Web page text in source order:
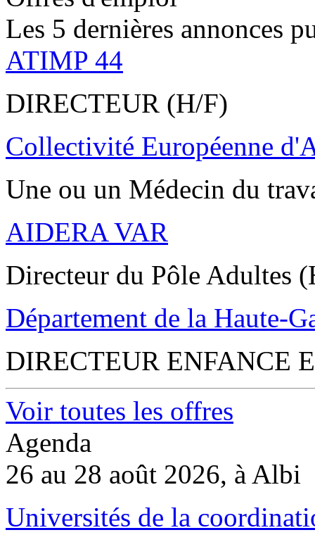
Les 5 dernières annonces
ATIMP 44
DIRECTEUR (H/F)
Collectivité Européenne
Une ou un Médecin du
AIDERA VAR
Directeur du Pôle Adultes
Département de la Haute-
DIRECTEUR ENFANCE
Voir toutes les offres
Agenda
26 au 28 août 2026, à Albi
Universités de la